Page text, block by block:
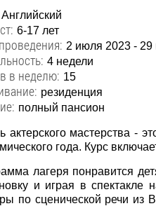
Английский
6-17 лет
2 июля 2023 -
4 недели
в неделю: 15
резиденция
полный пансион
актерского мастерства -
года. Курс
лагеря понравится
и играя в
по сценической речи из